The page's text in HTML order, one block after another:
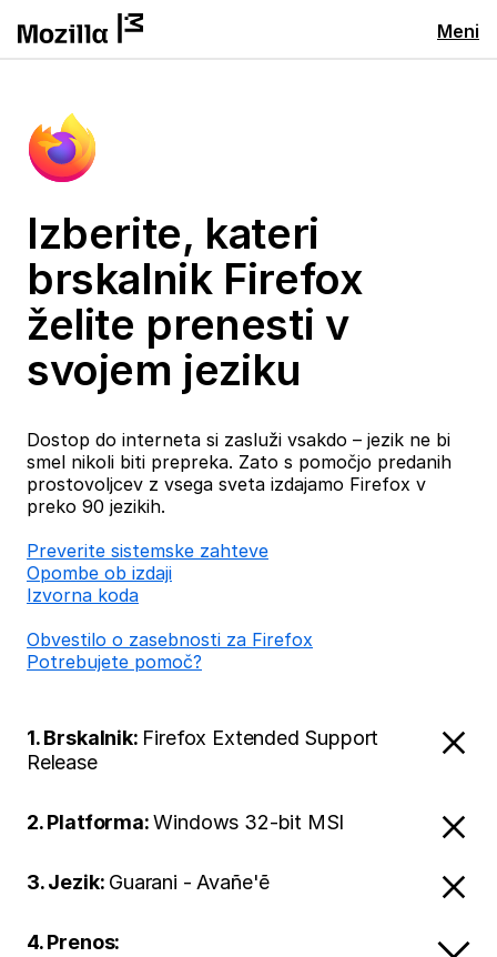
Meni
Izberite, kateri
brskalnik Firefox
želite prenesti v
svojem jeziku
Dostop do interneta si zasluži vsakdo – jezik ne bi
smel nikoli biti prepreka. Zato s pomočjo predanih
prostovoljcev z vsega sveta izdajamo Firefox v
preko 90 jezikih.
Preverite sistemske zahteve
Opombe ob izdaji
Izvorna koda
Obvestilo o zasebnosti za Firefox
Potrebujete pomoč?
1. Brskalnik: Firefox Extended Support
Release
2. Platforma:Windows 32-bit MSI
3. Jezik: Guarani - Avañe'ẽ
4. Prenos: